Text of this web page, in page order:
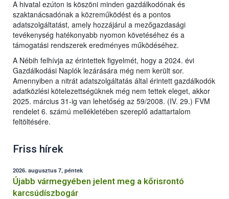
A hivatal ezúton is köszöni minden gazdálkodónak és
szaktanácsadónak a közreműködést és a pontos
adatszolgáltatást, amely hozzájárul a mezőgazdasági
tevékenység hatékonyabb nyomon követéséhez és a
támogatási rendszerek eredményes működéséhez.
A Nébih felhívja az érintettek figyelmét, hogy a 2024. évi
Gazdálkodási Naplók lezárására még nem került sor.
Amennyiben a nitrát adatszolgáltatás által érintett gazdálkodók
adatközlési kötelezettségüknek még nem tettek eleget, akkor
2025. március 31-ig van lehetőség az 59/2008. (IV. 29.) FVM
rendelet 6. számú mellékletében szereplő adattartalom
feltöltésére.
Friss hírek
2026. augusztus 7, péntek
Újabb vármegyében jelent meg a kőrisrontó
karcsúdíszbogár